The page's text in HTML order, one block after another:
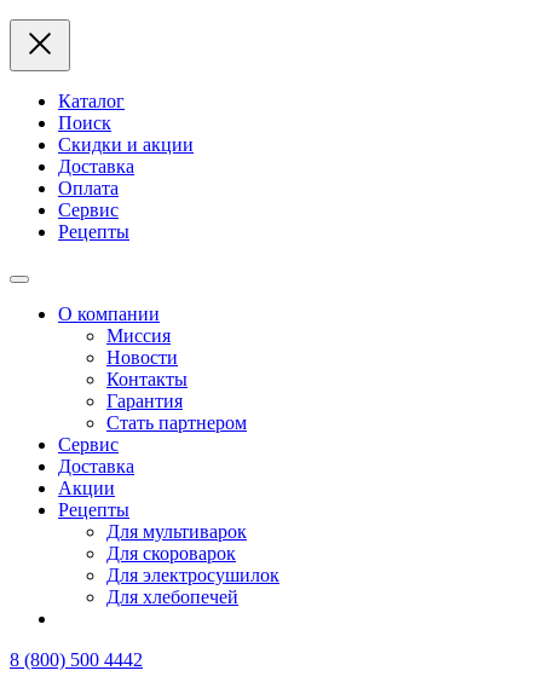
Каталог
Поиск
Скидки и акции
Доставка
Оплата
Сервис
Рецепты
О компании
Миссия
Новости
Контакты
Гарантия
Стать партнером
Сервис
Доставка
Акции
Рецепты
Для мультиварок
Для скороварок
Для электросушилок
Для хлебопечей
8 (800) 500 4442